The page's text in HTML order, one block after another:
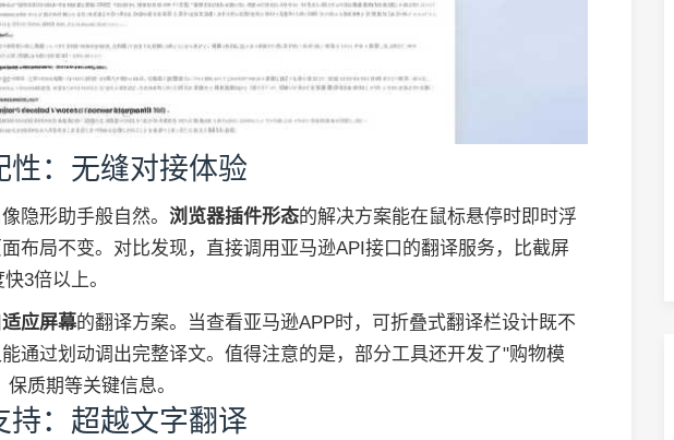
性：无缝对接体验
隐形助手般自然。 浏览器插件形态的解决方案能在鼠标悬停时即时浮
布局不变。对比发现，直接调用亚马逊API接口的翻译服务，比截屏
3倍以上。
适应屏幕的翻译方案。当查看亚马逊APP时，可折叠式翻译栏设计既不
通过划动调出完整译文。值得注意的是，部分工具还开发了"购物模
质期等关键信息。
持：超越文字翻译